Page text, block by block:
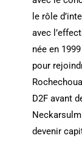
le rôle
avec
née en
pour
D2F avant
devenir